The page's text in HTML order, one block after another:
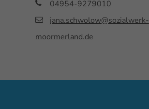
04954-9279010
jana.schwolow@sozialwerk-
moormerland.de